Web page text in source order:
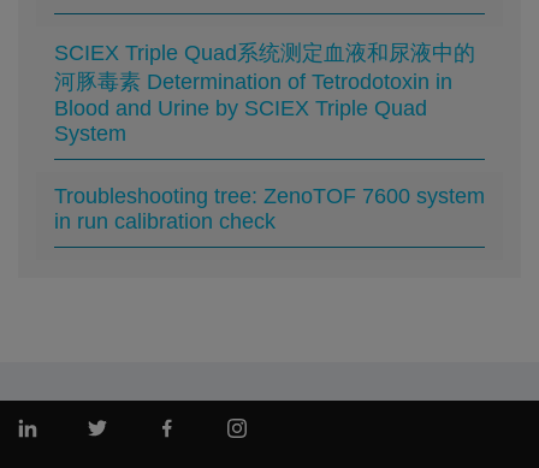
SCIEX Triple Quad系统测定血液和尿液中的
河豚毒素 Determination of Tetrodotoxin in
Blood and Urine by SCIEX Triple Quad
System
Troubleshooting tree: ZenoTOF 7600 system
in run calibration check
링크드인트위터 페이스북인스 타 그램